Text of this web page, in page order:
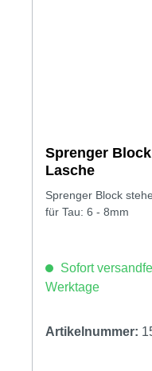
Sprenger
Lasche
Sprenger Block
für Tau: 6 - 8mm
Sofort
Werktage
Artikelnummer: